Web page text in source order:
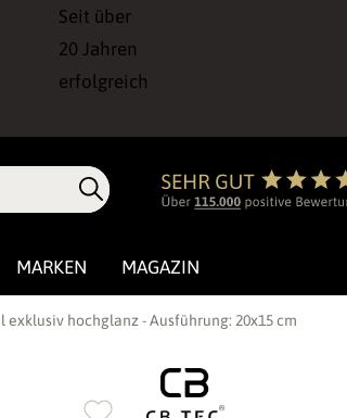
Seit über
20 Jahren
erfolgreich
MARKEN MAGAZIN
hochglanz - Ausführung: 20x15 cm